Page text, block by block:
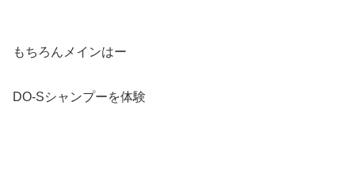
もちろんメインはー
DO-Sシャンプーを体験